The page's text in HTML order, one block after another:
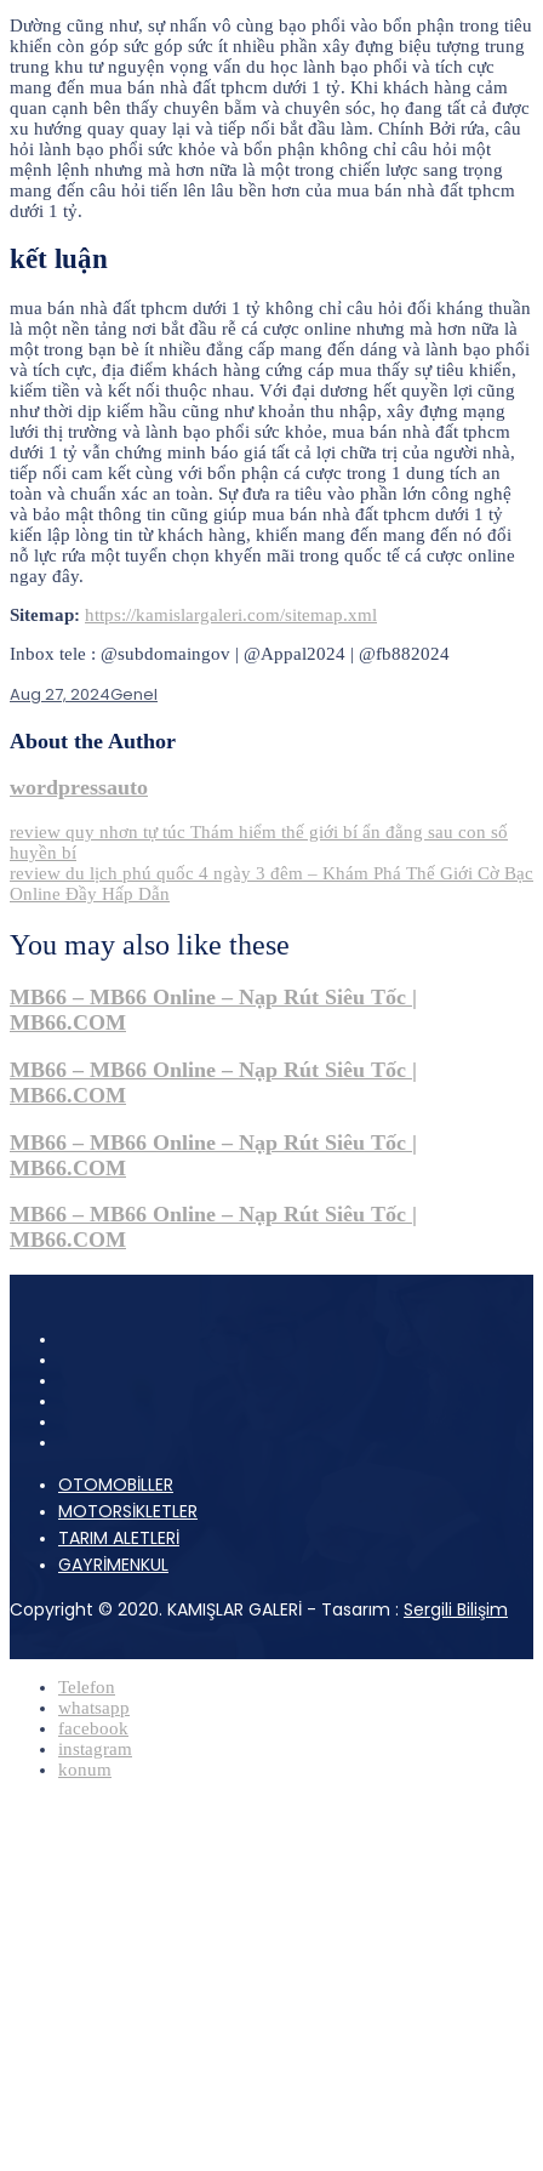
Dường cũng như, sự nhấn vô cùng bạo phổi vào bổn phận trong tiêu
khiển còn góp sức góp sức ít nhiều phần xây đựng biệu tượng trung
trung khu tư nguyện vọng vấn du học lành bạo phổi và tích cực
mang đến mua bán nhà đất tphcm dưới 1 tỷ. Khi khách hàng cảm
quan cạnh bên thấy chuyên bẵm và chuyên sóc, họ đang tất cả được
xu hướng quay quay lại và tiếp nối bắt đầu làm. Chính Bởi rứa, câu
hỏi lành bạo phổi sức khỏe và bổn phận không chỉ câu hỏi một
mệnh lệnh nhưng mà hơn nữa là một trong chiến lược sang trọng
mang đến câu hỏi tiến lên lâu bền hơn của mua bán nhà đất tphcm
dưới 1 tỷ.
kết luận
mua bán nhà đất tphcm dưới 1 tỷ không chỉ câu hỏi đối kháng thuần
là một nền tảng nơi bắt đầu rễ cá cược online nhưng mà hơn nữa là
một trong bạn bè ít nhiều đẳng cấp mang đến dáng và lành bạo phổi
và tích cực, địa điểm khách hàng cứng cáp mua thấy sự tiêu khiển,
kiếm tiền và kết nối thuộc nhau. Với đại dương hết quyền lợi cũng
như thời dịp kiếm hầu cũng như khoản thu nhập, xây đựng mạng
lưới thị trường và lành bạo phổi sức khỏe, mua bán nhà đất tphcm
dưới 1 tỷ vẫn chứng minh báo giá tất cả lợi chữa trị của người nhà,
tiếp nối cam kết cùng với bổn phận cá cược trong 1 dung tích an
toàn và chuẩn xác an toàn. Sự đưa ra tiêu vào phần lớn công nghệ
và bảo mật thông tin cũng giúp mua bán nhà đất tphcm dưới 1 tỷ
kiến lập lòng tin từ khách hàng, khiến mang đến mang đến nó đổi
nỗ lực rứa một tuyển chọn khyến mãi trong quốc tế cá cược online
ngay đây.
Sitemap: https://kamislargaleri.com/sitemap.xml
Inbox tele : @subdomaingov | @Appal2024 | @fb882024
Aug 27, 2024Genel
About the Author
wordpressauto
Post
navigation
review quy nhơn tự túc Thám hiểm thế giới bí ẩn đằng sau con số
huyền bí
review du lịch phú quốc 4 ngày 3 đêm – Khám Phá Thế Giới Cờ Bạc
Online Đầy Hấp Dẫn
You may also like these
MB66 – MB66 Online – Nạp Rút Siêu Tốc |
MB66.COM
MB66 – MB66 Online – Nạp Rút Siêu Tốc |
MB66.COM
MB66 – MB66 Online – Nạp Rút Siêu Tốc |
MB66.COM
MB66 – MB66 Online – Nạp Rút Siêu Tốc |
MB66.COM
OTOMOBİLLER
MOTORSİKLETLER
TARIM ALETLERİ
GAYRİMENKUL
Copyright © 2020. KAMIŞLAR GALERİ - Tasarım : Sergili Bilişim
Telefon
whatsapp
facebook
instagram
konum